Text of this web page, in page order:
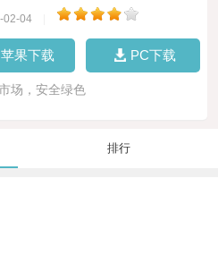
02-04
苹果下载 PC下载
场，安全绿色
排行